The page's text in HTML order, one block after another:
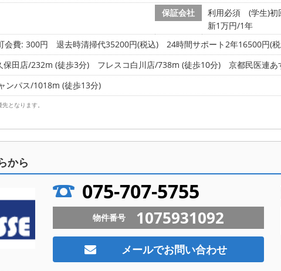
保証会社
利用必須 (学生)初
新1万円/1年
会費: 300円
退去時清掃代35200円(税込) 24時間サポート2年16500円(
保田店/232m (徒歩3分) フレスコ白川店/738m (徒歩10分)
京都民医連
ンパス/1018m (徒歩13分)
となります。
から
075-707-5755
物件番号 1075931092
メールでお問い合わせ